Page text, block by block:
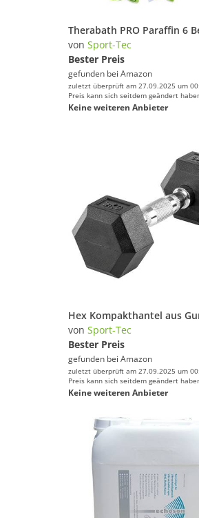
von Sport-Tec
Bester Preis
gefunden bei Amazon
zuletzt überprüft am 27.09.2025 um
Preis kann sich seitdem geändert
Keine weiteren Anbieter
von Sport-Tec
Bester Preis
gefunden bei Amazon
zuletzt überprüft am 27.09.2025 um
Preis kann sich seitdem geändert
Keine weiteren Anbieter